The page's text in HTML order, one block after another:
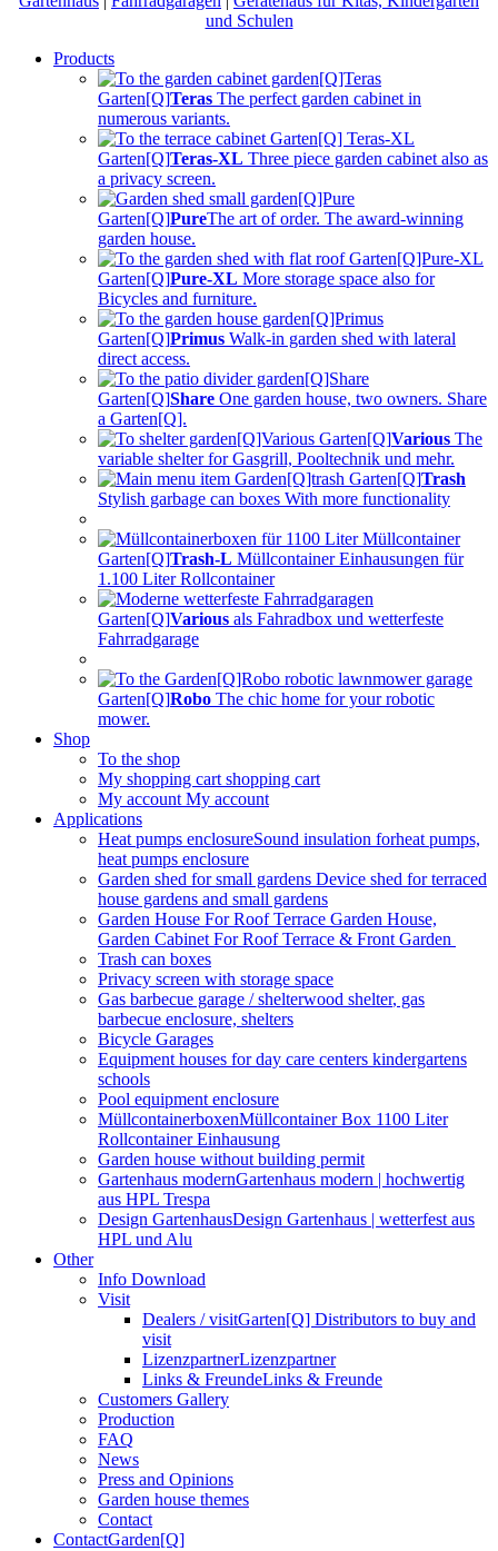
und Schulen
Products
Garten[Q]Teras The perfect garden cabinet in
numerous variants.
Garten[Q]Teras-XL Three piece garden cabinet also as
a privacy screen.
Garten[Q]PureThe art of order. The award-winning
garden house.
Garten[Q]Pure-XL More storage space also for
Bicycles and furniture.
Garten[Q]Primus Walk-in garden shed with lateral
direct access.
Garten[Q]Share One garden house, two owners. Share
a Garten[Q].
Garten[Q]Various The
variable shelter for Gasgrill, Pooltechnik und mehr.
Garten[Q]Trash
Stylish garbage can boxes With more functionality
Garten[Q]Trash-L Müllcontainer Einhausungen für
1.100 Liter Rollcontainer
Garten[Q]Various als Fahradbox und wetterfeste
Fahrradgarage
Garten[Q]Robo The chic home for your robotic
mower.
Shop
To the shop
My shopping cart shopping cart
My account My account
Applications
Heat pumps enclosureSound insulation forheat pumps,
heat pumps enclosure
Garden shed for small gardens Device shed for terraced
house gardens and small gardens
Garden House For Roof Terrace Garden House,
Garden Cabinet For Roof Terrace & Front Garden
Trash can boxes
Privacy screen with storage space
Gas barbecue garage / shelterwood shelter, gas
barbecue enclosure, shelters
Bicycle Garages
Equipment houses for day care centers kindergartens
schools
Pool equipment enclosure
MüllcontainerboxenMüllcontainer Box 1100 Liter
Rollcontainer Einhausung
Garden house without building permit
Gartenhaus modernGartenhaus modern | hochwertig
aus HPL Trespa
Design GartenhausDesign Gartenhaus | wetterfest aus
HPL und Alu
Other
Info Download
Visit
Dealers / visitGarten[Q] Distributors to buy and
visit
LizenzpartnerLizenzpartner
Links & FreundeLinks & Freunde
Customers Gallery
Production
FAQ
News
Press and Opinions
Garden house themes
Contact
ContactGarden[Q]